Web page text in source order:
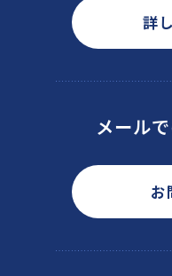
詳
メール
お